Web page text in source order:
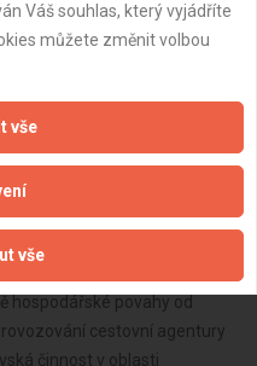
Váš souhlas, který vyjádříte
můžete změnit volbou
vše
vše